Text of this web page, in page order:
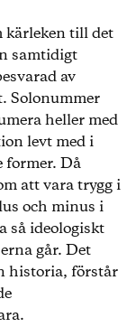
kärleken till det
samtidigt
av
Solonummer
heller med
levt med i
former. Då
att vara trygg i
och minus i
så ideologiskt
går. Det
historia, förstår